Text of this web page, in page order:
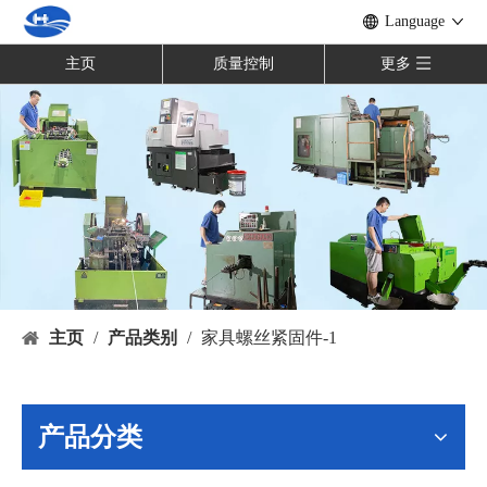
Language
主页 质量控制 更多
主页 / 产品类别 / 家具螺丝紧固件-1
产品分类